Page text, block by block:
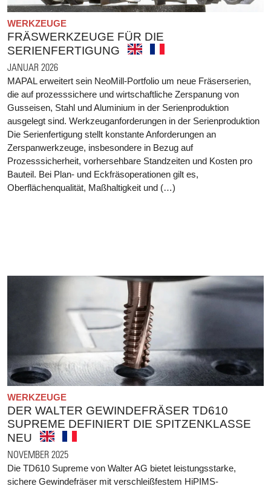
WERKZEUGE
FRÄSWERKZEUGE FÜR DIE
SERIENFERTIGUNG
JANUAR 2026
MAPAL erweitert sein NeoMill-Portfolio um neue Fräserserien,
die auf prozesssichere und wirtschaftliche Zerspanung von
Gusseisen, Stahl und Aluminium in der Serienproduktion
ausgelegt sind. Werkzeuganforderungen in der Serienproduktion
Die Serienfertigung stellt konstante Anforderungen an
Zerspanwerkzeuge, insbesondere in Bezug auf
Prozesssicherheit, vorhersehbare Standzeiten und Kosten pro
Bauteil. Bei Plan- und Eckfräsoperationen gilt es,
Oberflächenqualität, Maßhaltigkeit und (…)
WERKZEUGE
DER WALTER GEWINDEFRÄSER TD610
SUPREME DEFINIERT DIE SPITZENKLASSE
NEU
NOVEMBER 2025
Die TD610 Supreme von Walter AG bietet leistungsstarke,
sichere Gewindefräser mit verschleißfestem HiPIMS-